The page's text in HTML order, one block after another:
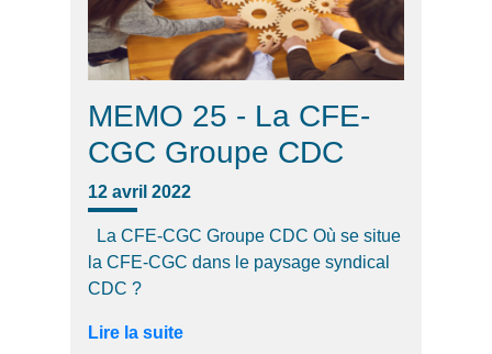
MEMO 25 - La CFE-
CGC Groupe CDC
12 avril 2022
La CFE-CGC Groupe CDC Où se situe
la CFE-CGC dans le paysage syndical
CDC ?
Lire la suite